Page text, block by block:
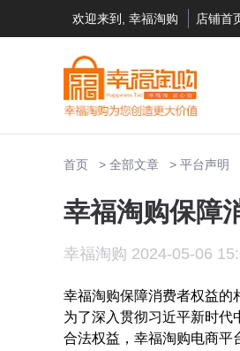
欢迎来到, 幸福淘购 店铺首
首页 全部文章 平台声明
幸福淘购保障
幸福淘购 2024-05-06
幸福淘购保障消费者权益的
为了深入贯彻习近平新时代
合法权益，幸福淘购电商平